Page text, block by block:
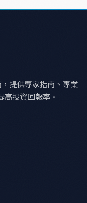
提供專家指南、專業
高投資回報率。